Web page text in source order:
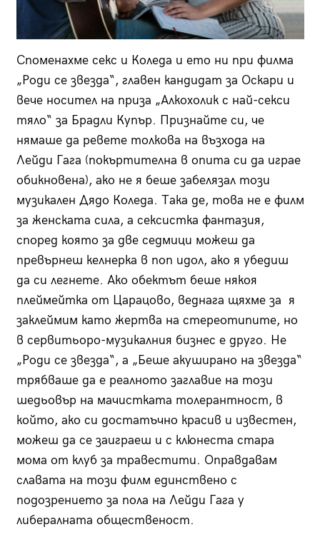
Споменахме секс и Коледа и ето ни при филма
„Роди се звезда“, главен кандидат за Оскари и
вече носител на приза „Алкохолик с най-секси
тяло“ за Брадли Купър. Признайте си, че
нямаше да ревете толкова на възхода на
Лейди Гага (покъртителна в опита си да играе
обикновена), ако не я беше забелязал този
музикален Дядо Коледа. Така де, това не е филм
за женската сила, а сексистка фантазия,
според която за две седмици можеш да
превърнеш келнерка в поп идол, ако я убедиш
да си легнете. Ако обектът беше някоя
плеймейтка от Царацово, веднага щяхме за я
заклеймим като жертва на стереотипите, но
в сервитьоро-музикалния бизнес е друго. Не
„Роди се звезда“, а „Беше акуширано на звезда“
трябваше да е реалното заглавие на този
шедьовър на мачистката толерантност, в
който, ако си достатъчно красив и известен,
можеш да се заиграеш и с клюнеста стара
мома от клуб за травестити. Оправдавам
славата на този филм единствено с
подозрението за пола на Лейди Гага у
либералната общественост.